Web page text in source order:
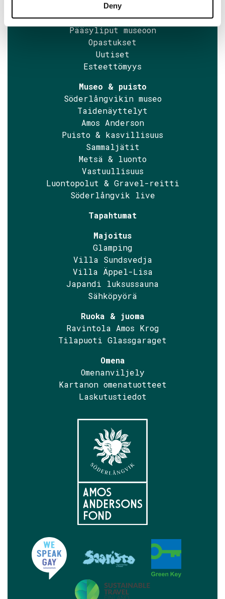
Deny
Aukioloajat
Yhteystiedot
Pääsyliput museoon
Opastukset
Uutiset
Esteettömyys
Museo & puisto
Söderlångvikin museo
Taidenäyttelyt
Amos Anderson
Puisto & kasvillisuus
Sammaljätit
Metsä & luonto
Vastuullisuus
Luontopolut & Gravel-reitti
Söderlångvik live
Tapahtumat
Majoitus
Glamping
Villa Sundsvedja
Villa Äppel-Lisa
Japandi luksussauna
Sähköpyörä
Ruoka & juoma
Ravintola Amos Krog
Tilapuoti Glassgaraget
Omena
Omenanviljely
Kartanon omenatuotteet
Laskutustiedot